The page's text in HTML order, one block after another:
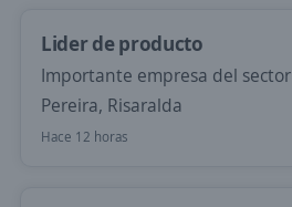
Lider de producto
Importante empresa del sector
Pereira, Risaralda
Hace 12 horas